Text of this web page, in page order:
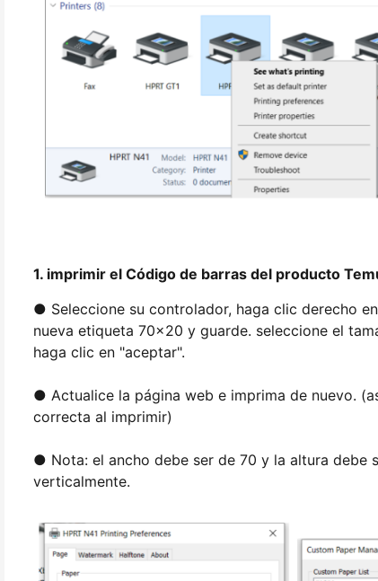
1. imprimir el Código de barras del producto
● Seleccione su controlador, haga clic derecho
nueva etiqueta 70x20 y guarde. seleccione el
haga clic en "aceptar".
● Actualice la página web e imprima de nuevo.
correcta al imprimir)
● Nota: el ancho debe ser de 70 y la altura debe
verticalmente.